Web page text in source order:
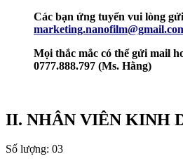
Các bạn ứng tuyển vui lòng
Mọi thắc mắc có thể gửi mail
0777.888.797 (Ms. Hằng)
II. NHÂN VIÊN KINH
Số lượng: 03